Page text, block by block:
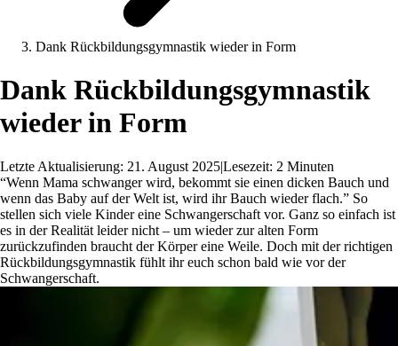
Dank Rückbildungsgymnastik wieder in Form
Dank Rückbildungsgymnastik
wieder in Form
Letzte Aktualisierung: 21. August 2025|Lesezeit: 2 Minuten
“Wenn Mama schwanger wird, bekommt sie einen dicken Bauch und
wenn das Baby auf der Welt ist, wird ihr Bauch wieder flach.” So
stellen sich viele Kinder eine Schwangerschaft vor. Ganz so einfach ist
es in der Realität leider nicht – um wieder zur alten Form
zurückzufinden braucht der Körper eine Weile. Doch mit der richtigen
Rückbildungsgymnastik fühlt ihr euch schon bald wie vor der
Schwangerschaft.